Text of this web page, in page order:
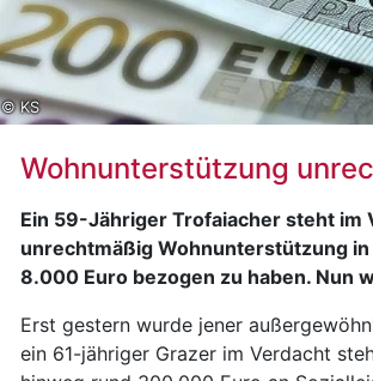
© KS
Wohnunterstützung
Ein 59-Jähriger Trofaiacher steht im
unrechtmäßig Wohnunterstützung
8.000 Euro bezogen zu haben. Nun
Erst gestern wurde jener
ein 61-jähriger Grazer im Verdacht